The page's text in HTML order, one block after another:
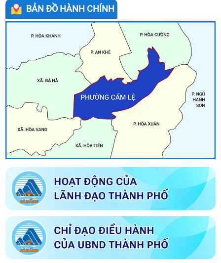
Về việc giới thiệu chức danh và chữ ký Chủ tịch, các Phó Chủ
tịch Ủy ban nhân dân phường Cẩm Lệ nhiệm kỳ 2026-2031
Chương trình phát thanh 014
Kế hoạch Tổ chức đăng ký nghĩa vụ quân sự năm 2026
Tuyên truyền Bầu cử Đại biểu Quốc hội khóa XVI và Đại biểu Hội
đồng nhân dân các cấp nhiệm kỳ 2026-2031
Về việc công bố danh sách chính thức những người ứng cử đại
biểu Hội đồng nhân dân phường Cẩm Lệ khóa I nhiệm kỳ 2026
– 2031 theo từng đơn vị bầu cử
BẢN ĐỒ HÀNH CHÍNH